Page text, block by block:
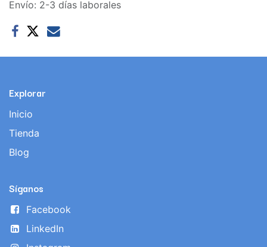
Envío: 2-3 días laborales
Explorar
Inicio
Tienda
Blog
Síganos
Facebook
LinkedIn